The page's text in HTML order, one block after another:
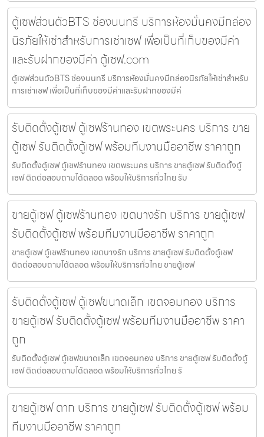
ตู้เซฟส่วนตัวBTS ช่องนนทรี บริการห้องมั่นคงมีกล่อง
นิรภัยให้เช่าสำหรับการเช่าเซฟ เพื่อเป็นที่เก็บของมีค่า
และรับฝากของมีค่า ตู้เซฟ.com
ตู้เซฟส่วนตัวBTS ช่องนนทรี บริการห้องมั่นคงมีกล่องนิรภัยให้เช่าสำหรับ
การเช่าเซฟ เพื่อเป็นที่เก็บของมีค่าและรับฝากของมีค่
รับติดตั้งตู้เซฟ ตู้เซฟร้านทอง เขตพระนคร บริการ ขาย
ตู้เซฟ รับติดตั้งตู้เซฟ พร้อมทีมงานมืออาชีพ ราคาถูก
รับติดตั้งตู้เซฟ ตู้เซฟร้านทอง เขตพระนคร บริการ ขายตู้เซฟ รับติดตั้งตู้
เซฟ ติดต่อสอบถามได้ตลอด พร้อมให้บริการทั่วไทย รับ
ขายตู้เซฟ ตู้เซฟร้านทอง เขตบางรัก บริการ ขายตู้เซฟ
รับติดตั้งตู้เซฟ พร้อมทีมงานมืออาชีพ ราคาถูก
ขายตู้เซฟ ตู้เซฟร้านทอง เขตบางรัก บริการ ขายตู้เซฟ รับติดตั้งตู้เซฟ
ติดต่อสอบถามได้ตลอด พร้อมให้บริการทั่วไทย ขายตู้เซฟ
รับติดตั้งตู้เซฟ ตู้เซฟขนาดเล็ก เขตจอมทอง บริการ
ขายตู้เซฟ รับติดตั้งตู้เซฟ พร้อมทีมงานมืออาชีพ ราคา
ถูก
รับติดตั้งตู้เซฟ ตู้เซฟขนาดเล็ก เขตจอมทอง บริการ ขายตู้เซฟ รับติดตั้งตู้
เซฟ ติดต่อสอบถามได้ตลอด พร้อมให้บริการทั่วไทย รั
ขายตู้เซฟ ตาก บริการ ขายตู้เซฟ รับติดตั้งตู้เซฟ พร้อม
ทีมงานมืออาชีพ ราคาถูก